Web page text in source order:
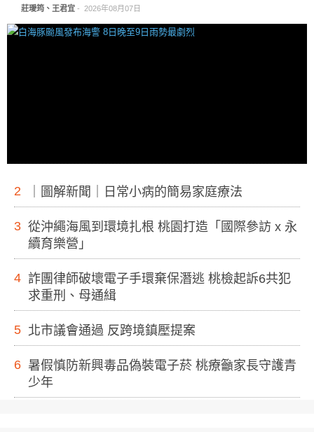
莊璦筠、王君宜 - 2026年08月07日
2 ｜圖解新聞｜日常小病的簡易家庭療法
3 從沖繩海風到環境扎根 桃園打造「國際參訪 x 永
續育樂營」
4 詐團律師破壞電子手環棄保潛逃 桃檢起訴6共犯
求重刑、母通緝
5 北市議會通過 反跨境鎮壓提案
6 暑假慎防新興毒品偽裝電子菸 桃療籲家長守護青
少年